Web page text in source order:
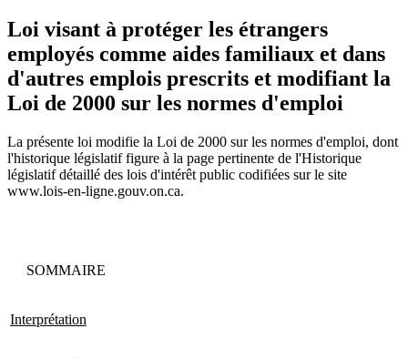
Loi visant à protéger les étrangers
employés comme aides familiaux et dans
d'autres emplois prescrits et modifiant la
Loi de 2000 sur les normes d'emploi
La présente loi modifie la Loi de 2000 sur les normes d'emploi, dont
l'historique législatif figure à la page pertinente de l'Historique
législatif détaillé des lois d'intérêt public codifiées sur le site
www.lois-en-ligne.gouv.on.ca.
SOMMAIRE
Interprétation